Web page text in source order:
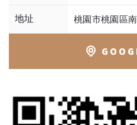
地址 桃園市桃園區